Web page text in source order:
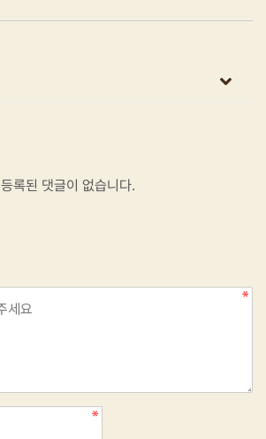
등록된 댓글이 없습니다.